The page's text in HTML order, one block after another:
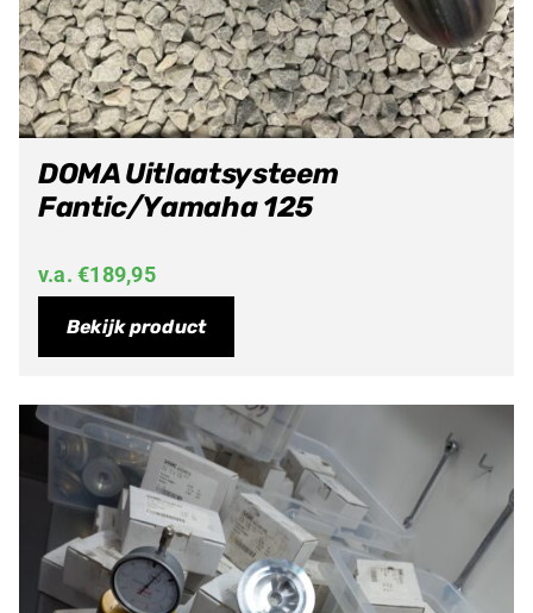
DOMA Uitlaatsysteem
Fantic/Yamaha 125
v.a.€189,95
Bekijk product